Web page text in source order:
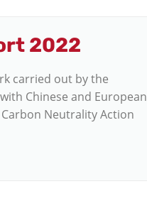
2022
carried out by the
Chinese and European
Neutrality Action